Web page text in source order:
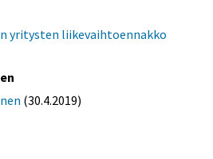
yritysten liikevaihtoennakko
(30.4.2019)